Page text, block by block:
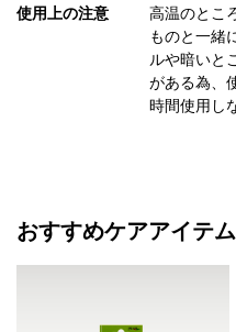
使用上の注意
高温のとこ
ものと一緒
ルや暗いと
がある為、
時間使用し
おすすめケアアイテム